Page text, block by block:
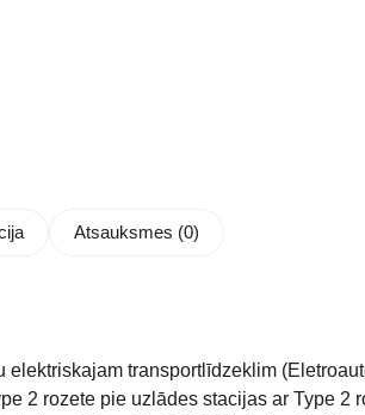
Atsauksmes (0)
elektriskajam transportlīdzeklim
2 rozete pie uzlādes stacijas ar Type